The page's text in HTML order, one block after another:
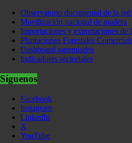
Observatorio documental de la
Movilización nacional de madera
Importaciones y exportaciones de
Plantaciones Forestales
Dashboard agremiados
Indicadores sectoriales
Síguenos
Facebook
Instagram
LinkedIn
X
YouTube